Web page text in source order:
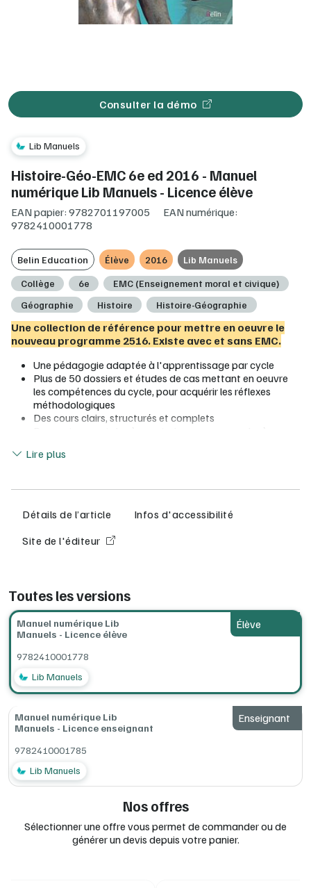
Consulter la démo
Lib Manuels
Histoire-Géo-EMC 6e ed 2016 - Manuel
numérique Lib Manuels - Licence élève
EAN papier: 9782701197005
EAN numérique:
9782410001778
Belin Education Élève 2016 Lib Manuels
Collège 6e
EMC (Enseignement moral et civique)
Géographie
Histoire Histoire-Géographie
Une collection de référence pour mettre en oeuvre le
nouveau programme 2516. Existe avec et sans EMC.
Une pédagogie adaptée à l'apprentissage par cycle
Plus de 50 dossiers et études de cas mettant en oeuvre
les compétences du cycle, pour acquérir les réflexes
méthodologiques
Des cours clairs, structurés et complets
Des cartes mentales à construire pour apprendre à
Des pages supplémentaires d'histoire des arts, de
Ressources complémentaires du manuel:
des cartes et exercices interactifs
► Pour l'enseignant : 1 licence enseignant offerte pour 25
licences élèves achetées
votre manuel vidéoprojetable en classe
consultable à tout moment et partout (une seule licence
pour un accès en ligne, en téléchargement sur ordinateur,
tablette et export sur clé USB)
usage en ligne ou sans Internet
des ressources accessibles d’un clic
Lire plus
Détails de l’article
Infos d'accessibilité
Site de l'éditeur
Toutes les versions
Élève
Manuel numérique Lib
Manuels - Licence élève
9782410001778
Lib Manuels
Enseignant
Manuel numérique Lib
Manuels - Licence enseignant
9782410001785
Lib Manuels
Nos offres
Sélectionner une offre vous permet de commander ou de
générer un devis depuis votre panier.